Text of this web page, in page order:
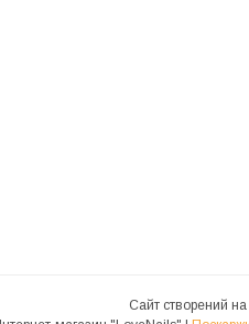
Сайт створений на